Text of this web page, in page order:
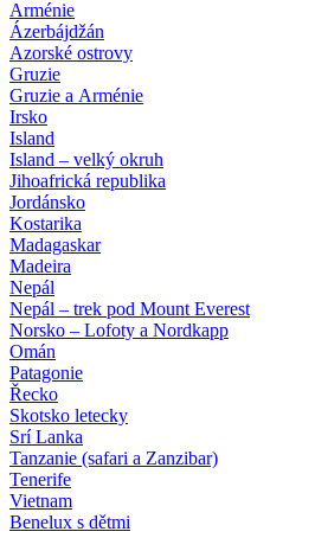
Arménie
Ázerbájdžán
Azorské ostrovy
Gruzie
Gruzie a Arménie
Irsko
Island
Island – velký okruh
Jihoafrická republika
Jordánsko
Kostarika
Madagaskar
Madeira
Nepál
Nepál – trek pod Mount Everest
Norsko – Lofoty a Nordkapp
Omán
Patagonie
Řecko
Skotsko letecky
Srí Lanka
Tanzanie (safari a Zanzibar)
Tenerife
Vietnam
Benelux s dětmi